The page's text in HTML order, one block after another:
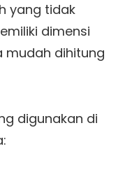
yang tidak
dimensi
mudah dihitung
digunakan di